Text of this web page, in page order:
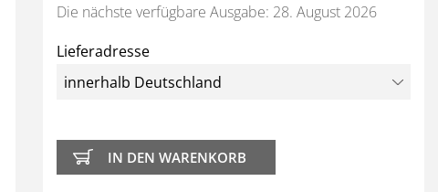
Die nächste verfügbare Ausgabe: 28. August 2026
Lieferadresse